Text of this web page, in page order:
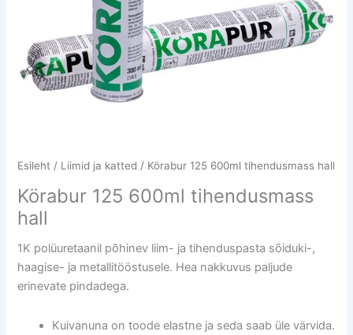
Esileht / Liimid ja katted / Körabur 125 600ml tihendusmass hall
Körabur 125 600ml tihendusmass
hall
1K polüuretaanil põhinev liim- ja tihenduspasta sõiduki-,
haagise- ja metallitööstusele. Hea nakkuvus paljude
erinevate pindadega.
Kuivanuna on toode elastne ja seda saab üle värvida.